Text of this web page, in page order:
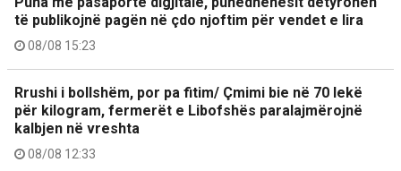
të publikojnë pagën në çdo njoftim për vendet e lira
08/08 15:23
Rrushi i bollshëm, por pa fitim/ Çmimi bie në 70 lekë
për kilogram, fermerët e Libofshës paralajmërojnë
kalbjen në vreshta
08/08 12:33